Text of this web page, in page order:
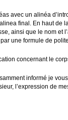
avec un alinéa
final. En haut de
ainsi que le nom et
une formule de
concernant le
informé je
l’expression de